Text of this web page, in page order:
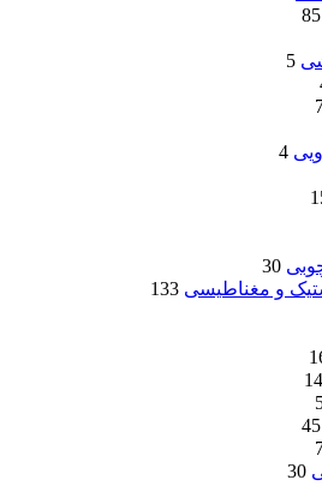
85
5
4
30
و مغناطیسی 133
14
45
30